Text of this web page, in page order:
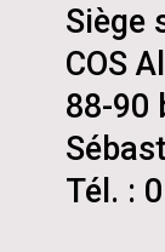
Siège
COS
88-90
Tél. :